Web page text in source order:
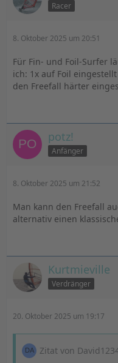
Racer
8. Oktober 2025 um 20:51
Für Fin- und Foil-Surfer
ich: 1x auf Foil
den Freefall härter
potz!
Anfänger
8. Oktober 2025 um 21:52
Man kann den Freefall
alternativ einen
Kurtmieville
Verdränger
20. Oktober 2025 um 19:17
Zitat von